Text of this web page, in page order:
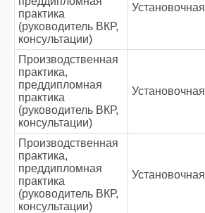
практика
(руководитель ВКР,
консультации)
Установочная
Производственная
практика,
преддипломная
практика
(руководитель ВКР,
консультации)
Установочная
Производственная
практика,
преддипломная
практика
(руководитель ВКР,
консультации)
Установочная